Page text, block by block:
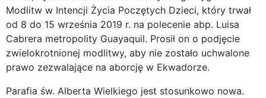
Modlitw w Intencji Życia Poczętych Dzieci, który trwał
od 8 do 15 września 2019 r. na polecenie abp. Luisa
Cabrera metropolity Guayaquil. Prosił on o podjęcie
zwielokrotnionej modlitwy, aby nie zostało uchwalone
prawo zezwalające na aborcję w Ekwadorze.
Parafia św. Alberta Wielkiego jest stosunkowo nowa.